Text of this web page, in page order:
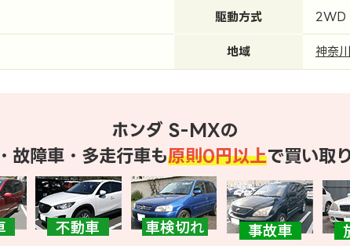
駆動方式 2WD
地域 神奈
ホンダ S-MXの
故障車・多走行車も原則0円以上で買い取